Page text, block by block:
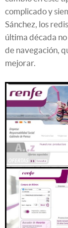
complicado y
Sánchez, los
última década
de navegación,
mejorar.